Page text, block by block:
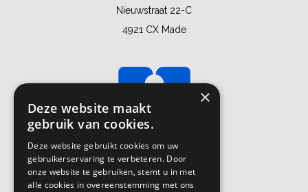
Nieuwstraat 22-C
4921 CX Made
×
Deze website maakt
gebruik van cookies.
Deze website gebruikt cookies om uw
gebruikerservaring te verbeteren. Door
onze website te gebruiken, stemt u in met
alle cookies in overeenstemming met ons